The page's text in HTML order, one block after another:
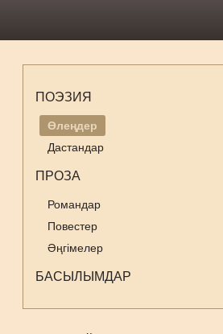
ПОЭЗИЯ
Өлеңдер
Дастандар
ПРОЗА
Романдар
Повестер
Әңгімелер
БАСЫЛЫМДАР